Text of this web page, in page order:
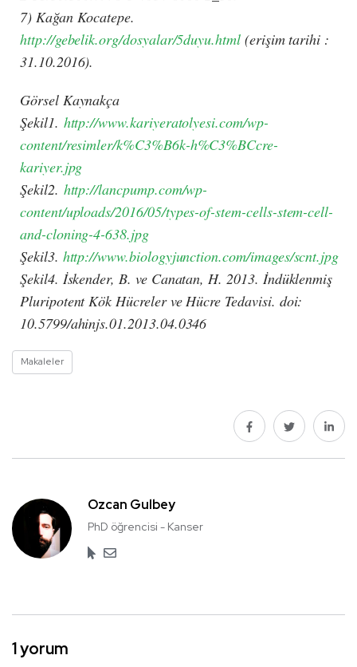
7) Kağan Kocatepe.
http://gebelik.org/dosyalar/5duyu.html (erişim tarihi :
31.10.2016).
Görsel Kaynakça
Şekil1. http://www.kariyeratolyesi.com/wp-
content/resimler/k%C3%B6k-h%C3%BCcre-
kariyer.jpg
Şekil2. http://lancpump.com/wp-
content/uploads/2016/05/types-of-stem-cells-stem-cell-
and-cloning-4-638.jpg
Şekil3. http://www.biologyjunction.com/images/scnt.jpg
Şekil4. İskender, B. ve Canatan, H. 2013. İndüklenmiş
Pluripotent Kök Hücreler ve Hücre Tedavisi. doi:
10.5799/ahinjs.01.2013.04.0346
Makaleler
Ozcan Gulbey
PhD öğrencisi - Kanser
1 yorum